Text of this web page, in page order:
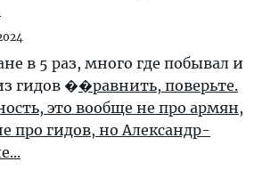
в 5 раз, много где побывал и
гидов ��равнить, поверьте.
это вообще не про армян,
про гидов, но Александр-